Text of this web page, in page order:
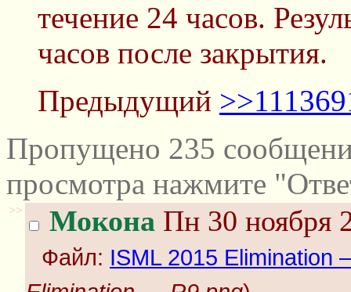
течение 24 часов.
часов после закрытия.
Предыдущий
Пропущено 235
просмотра нажмите
>> Мокона Пн 30 ноября
Файл: ISML 2015 Elimination